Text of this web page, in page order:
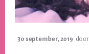
30 september, 2019 door